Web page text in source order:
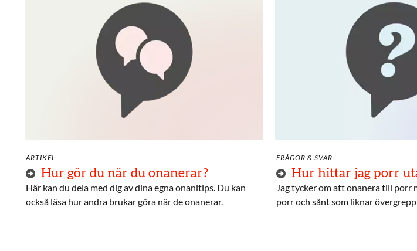
ARTIKEL
Hur gör du när du onanerar?
Här kan du dela med dig av dina egna onanitips. Du kan
också läsa hur andra brukar göra när de onanerar.
FRÅGOR & SVAR
Hur hittar jag porr
Jag tycker om att onanera till porr
porr och sånt som liknar